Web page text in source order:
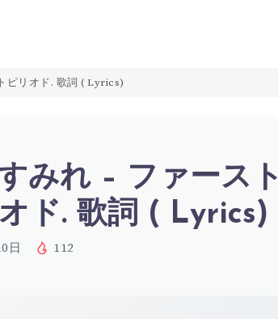
ピリオド. 歌詞 ( Lyrics)
みれ – ファースト
ド. 歌詞 ( Lyrics)
日 112